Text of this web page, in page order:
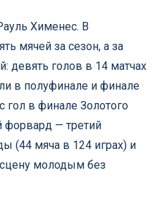
Хименес. В
мячей за сезон, а за
девять голов в 14 матчах
в полуфинале и финале
в финале Золотого
форвард — третий
(44 мяча в 124 играх) и
сцену молодым без